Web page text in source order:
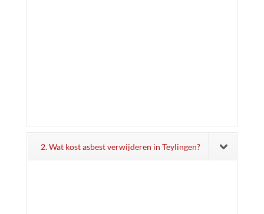
2. Wat kost asbest verwijderen in Teylingen?